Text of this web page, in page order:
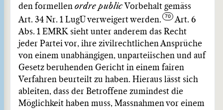
den formellen ordre publicVorbehalt gemäss
Art. 34 Nr. 1 LugÜ verweigert werden.
Art. 6
Abs. 1 EMRK sieht unter anderem das Recht
jeder Partei vor, ihre zivilrechtlichen Ansprüche
von einem unabhängigen, unparteiischen und auf
Gesetz beruhenden Gericht in einem fairen
Verfahren beurteilt zu haben. Hieraus lässt sich
ableiten, dass der Betroffene zumindest die
Möglichkeit haben muss, Massnahmen vor einem